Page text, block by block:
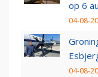
op 6
04-08-
04-08-